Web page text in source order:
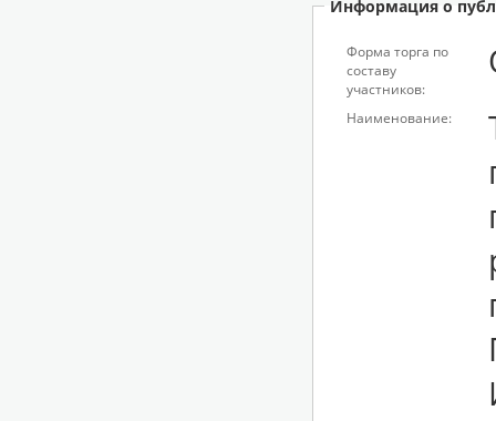
Информация о
Форма торга по
составу
участников:
Наименование: